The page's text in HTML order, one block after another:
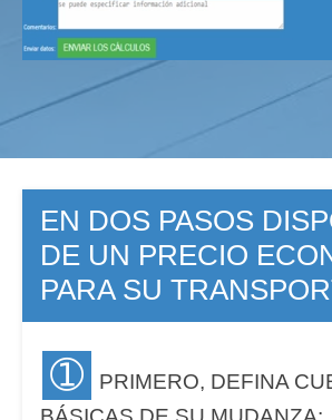
EN DOS PASOS
DE UN PRECIO
PARA SU
➀
PRIMERO, DEFINA